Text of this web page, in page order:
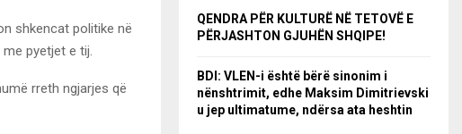
shkencat politike në
pyetjet e tij.
rreth ngjarjes që
QENDRA PËR KULTURË NË TETOVË E
PËRJASHTON GJUHËN SHQIPE!
BDI: VLEN-i është bërë sinonim i
nënshtrimit, edhe Maksim Dimitrievski
u jep ultimatume, ndërsa ata heshtin